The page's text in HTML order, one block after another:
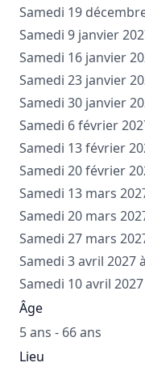
Samedi 19
Samedi 9 janvier
Samedi 16 janvier
Samedi 23 janvier
Samedi 30 janvier
Samedi 6 février
Samedi 13 février
Samedi 20 février
Samedi 13 mars
Samedi 20 mars
Samedi 27 mars
Samedi 3 avril 2027
Samedi 10 avril
Âge
5 ans - 66 ans
Lieu